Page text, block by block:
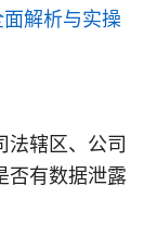
解析与实操
法辖区、公司
否有数据泄露